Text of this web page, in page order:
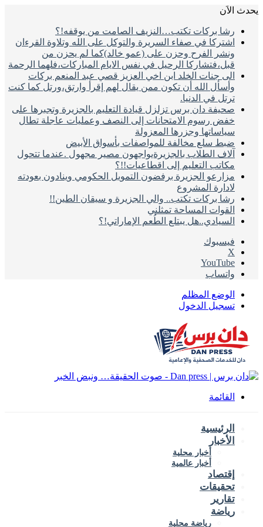
بركات تكتب…النزيف الصامت من يوقفه!؟
في صفاء السريرة والتوكل على الله وتلاوة القرءان
الفرح وحزن على (عمو خالد)كما لم يحزن من
الرحيل في نفس الايام المباركات،فلهما الرحمة
جنات الخلد ابن اخي العزيز قصي عبد المنعم بركات
الله أن تكون ممن يقال لهم إقرأ وارتق،ورتل كما كنت
في الدنيا.
دان برس تزلزل قيادة التعليم بالجزيرة وتجبرها على
رسوم الامتحانات إلى النصف وعمليات عاجلة تطال
وجزرها المعزولة
سلع مخالفة للمواصفات بأسواق الأبيض
الطلاب بالجزيرةيواجهون مصير مجهول .عندما تتحول
التعليم إلى اقطاعيات!!؟
الجزيرة برفضون التمويل الحكومي وينادون بعودته
المشروع
بركات تكتب.. والي الجزيرة و سيقان الطين!!
المساحة تمثلني
يبتلع الطُعم الإماراتي!؟
المظلم
الدخول
أخبار محلية
أخبار عالمية
رياضة محلية